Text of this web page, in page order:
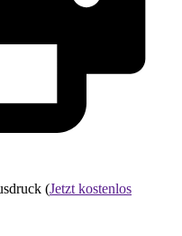
(Jetzt kostenlos